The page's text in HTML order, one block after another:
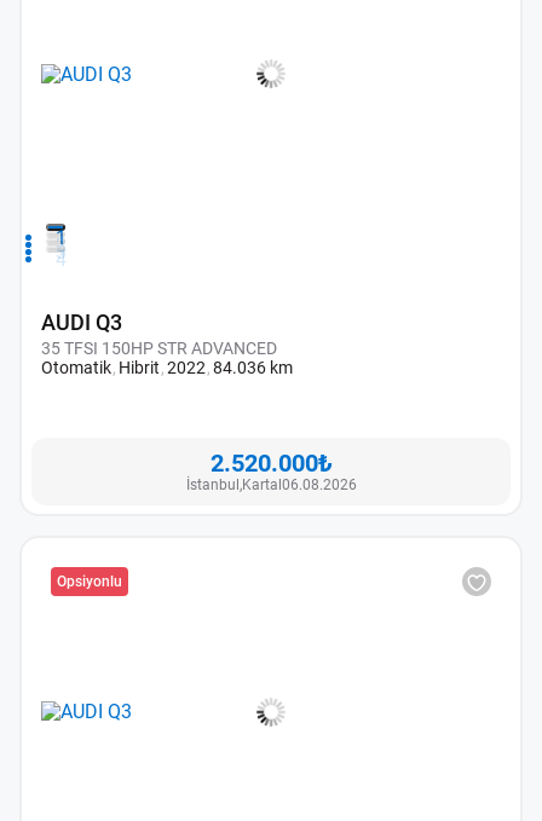
1
2
3
4
AUDI Q3
35 TFSI 150HP STR ADVANCED
Otomatik Hibrit202284.036 km
2.520.000₺
İstanbul,Kartal 06.08.2026
Opsiyonlu